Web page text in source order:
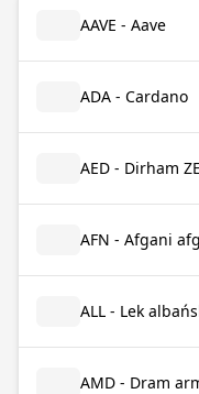
AAVE - Aave
ADA - Cardano
AED - Dirham
AFN - Afgani
ALL - Lek
AMD - Dram